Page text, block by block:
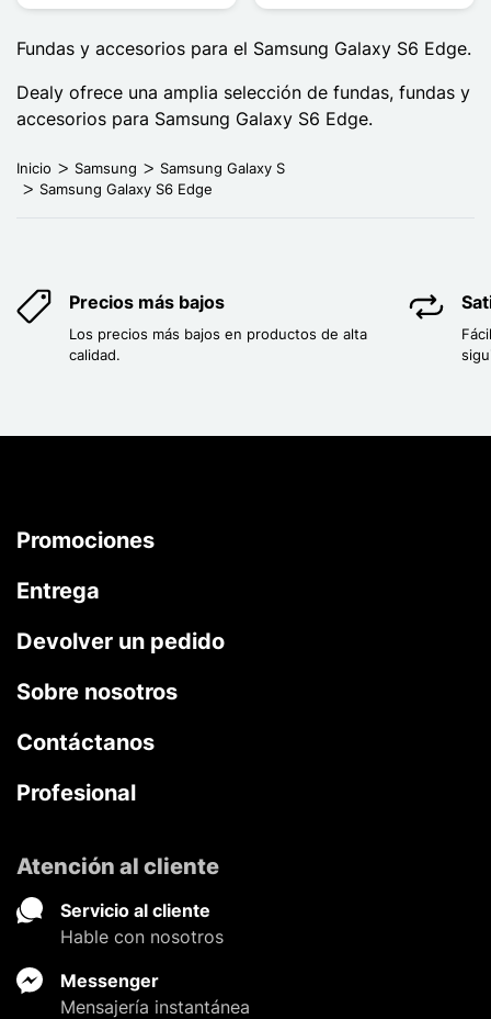
Fundas y accesorios para el Samsung Galaxy S6 Edge.
Dealy ofrece una amplia selección de fundas, fundas y
accesorios para Samsung Galaxy S6 Edge.
Inicio Samsung
Samsung Galaxy S
Samsung Galaxy S6 Edge
Precios más bajos
Los precios más bajos en productos de alta
calidad.
Promociones
Entrega
Devolver un pedido
Sobre nosotros
Contáctanos
Profesional
Atención al cliente
Servicio al cliente
Hable con nosotros
Messenger
Mensajería instantánea